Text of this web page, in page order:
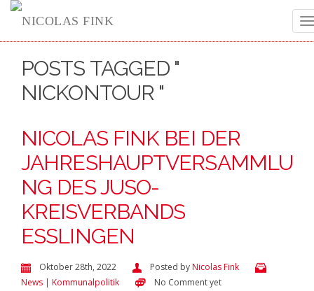
POSTS TAGGED "
NICKONTOUR "
NICOLAS FINK BEI DER
JAHRESHAUPTVERSAMMLU
NG DES JUSO-
KREISVERBANDS
ESSLINGEN
Oktober 28th, 2022 Posted byNicolas Fink
News | Kommunalpolitik
No Comment yet